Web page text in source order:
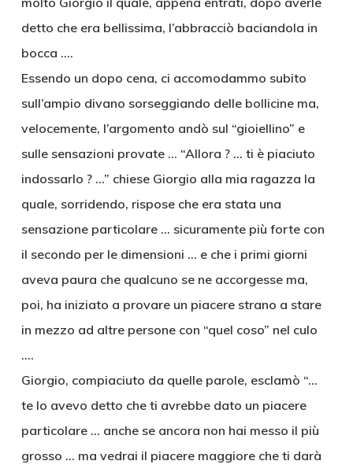
detto che era bellissima, l’abbracciò baciandola in
bocca ….
Essendo un dopo cena, ci accomodammo subito
sull’ampio divano sorseggiando delle bollicine ma,
velocemente, l’argomento andò sul “gioiellino” e
sulle sensazioni provate … “Allora ? … ti è piaciuto
indossarlo ? …” chiese Giorgio alla mia ragazza la
quale, sorridendo, rispose che era stata una
sensazione particolare … sicuramente più forte con
il secondo per le dimensioni … e che i primi giorni
aveva paura che qualcuno se ne accorgesse ma,
poi, ha iniziato a provare un piacere strano a stare
in mezzo ad altre persone con “quel coso” nel culo
….
Giorgio, compiaciuto da quelle parole, esclamò “…
te lo avevo detto che ti avrebbe dato un piacere
particolare … anche se ancora non hai messo il più
grosso … ma vedrai il piacere maggiore che ti darà